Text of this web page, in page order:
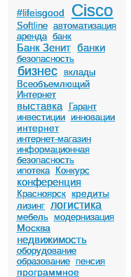
#lifeisgood Cisco
Softline автоматизация
аренда банк
Банк Зенит банки
безопасность
бизнес
вклады
Всеобъемлющий
Интернет
выставка
Гарант
инвестиции инновации
интернет
интернет-магазин
информационная
безопасность
ипотека
Конкурс
конференция
Красноярск кредиты
лизинг логистика
мебель модернизация
Москва
недвижимость
оборудование
образование пенсия
программное